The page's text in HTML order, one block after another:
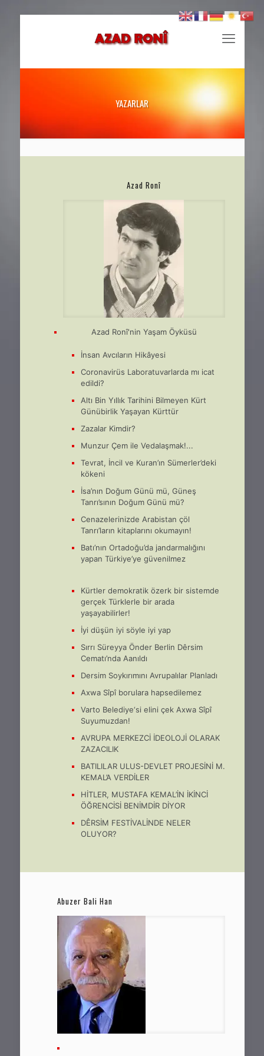
YAZARLAR
Azad Ronî
Azad Ronî'nin Yaşam Öyküsü
İnsan Avcıların Hikâyesi
Coronavirüs Laboratuvarlarda mı icat
edildi?
Altı Bin Yıllık Tarihini Bilmeyen Kürt
Günübirlik Yaşayan Kürttür
Zazalar Kimdir?
Munzur Çem ile Vedalaşmak!...
Tevrat, İncil ve Kuran’ın Sümerler’deki
kökeni
İsa’nın Doğum Günü mü, Güneş
Tanrı’sının Doğum Günü mü?
Cenazelerinizde Arabistan çöl
Tanrı’ların kitaplarını okumayın!
Batı’nın Ortadoğu’da jandarmalığını
yapan Türkiye’ye güvenilmez
Kürtler demokratik özerk bir sistemde
gerçek Türklerle bir arada
yaşayabilirler!
İyi düşün iyi söyle iyi yap
Sırrı Süreyya Önder Berlin Dêrsim
Cematı’nda Aanıldı
Dersim Soykırımını Avrupalılar Planladı
Axwa Sîpî borulara hapsedilemez
Varto Belediye‘si elini çek Axwa Sîpî
Suyumuzdan!
AVRUPA MERKEZCİ İDEOLOJİ OLARAK
ZAZACILIK
BATILILAR ULUS-DEVLET PROJESİNİ M.
KEMAL’A VERDİLER
HİTLER, MUSTAFA KEMAL’İN İKİNCİ
ÖĞRENCİSİ BENİMDİR DİYOR
DÊRSİM FESTİVALİNDE NELER
OLUYOR?
Abuzer Bali Han